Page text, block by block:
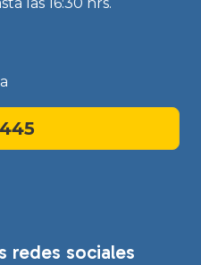
las 16:30 hrs.
redes sociales